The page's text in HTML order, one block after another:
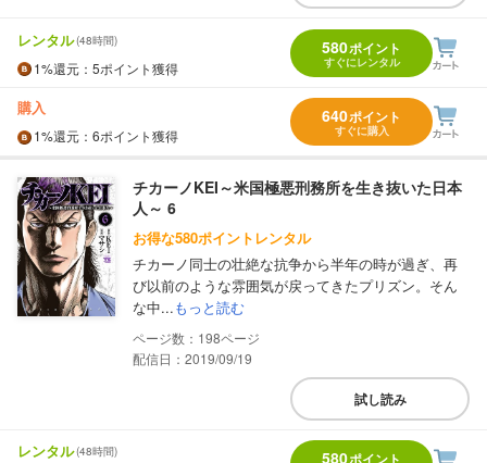
レンタル(48時間)
1%還元 ：5ポイント獲得
580ポイント
すぐにレンタル
購入
1%還元 ：6ポイント獲得
640ポイント
すぐに購入
チカーノKEI～米国極悪刑務所を生き抜いた日本
人～ 6
お得な580ポイントレンタル
チカーノ同士の壮絶な抗争から半年の時が過ぎ、再
び以前のような雰囲気が戻ってきたプリズン。そん
な中...もっと読む
198
配信日：2019/09/19
試し読み
レンタル(48時間) 580ポイント